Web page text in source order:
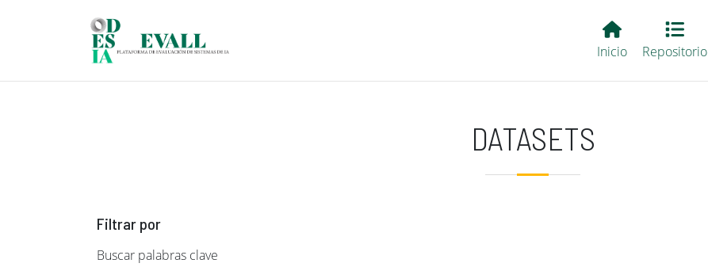
Main EvALL
Inicio Repositorio
DATASETS
Filtrar por
Buscar palabras clave